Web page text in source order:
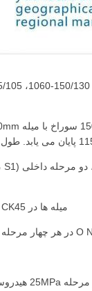
میله ها در CK45 یا 40Cr، ابتدا سخت شد، سپس کروم سخت به 25-35 میکران، سخت بودن در محدوده HV 800-950 است.